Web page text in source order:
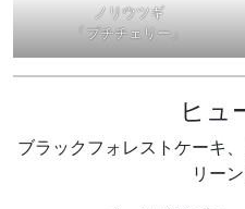
ノリウツギ
「プチチェリー」
ヒュ
ブラックフォレストケーキ
リー